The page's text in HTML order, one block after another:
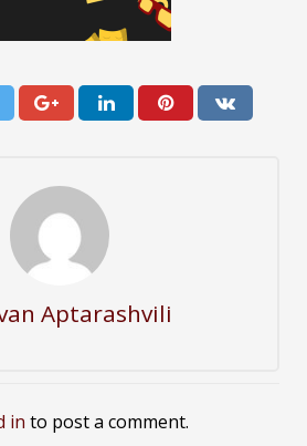
Aptarashvili
in to post a comment.